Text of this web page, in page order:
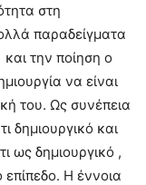
στη
παραδείγματα
και την ποίηση ο
να είναι
του. Ως συνέπεια
δημιουργικό και
ως δημιουργικό ,
Η έννοια